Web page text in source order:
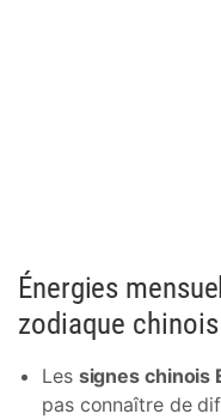
Énergies
zodiaque chinois
Les signes chinois
pas connaître de